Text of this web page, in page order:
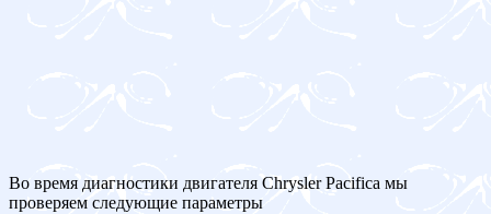
Во время диагностики двигателя Chrysler Pacifica мы
проверяем следующие параметры